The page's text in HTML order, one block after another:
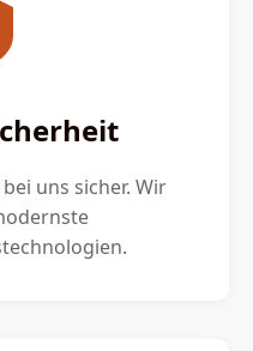
uns sicher. Wir